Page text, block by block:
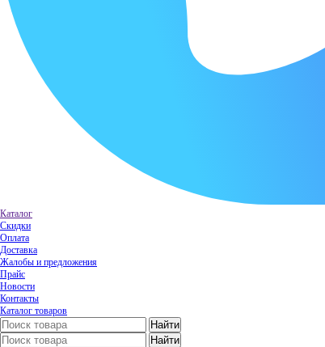
Каталог
Скидки
Оплата
Доставка
Жалобы и предложения
Прайс
Новости
Контакты
Каталог товаров